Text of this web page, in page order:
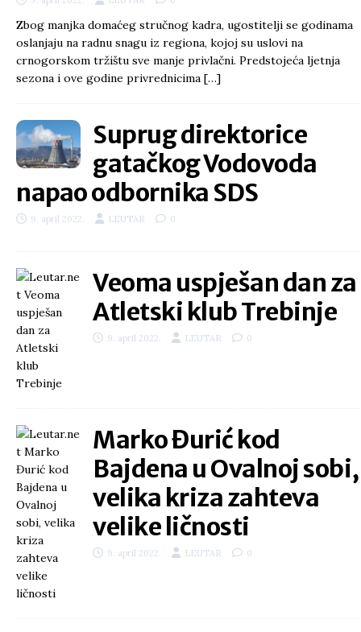
Zbog manjka domaćeg stručnog kadra, ugostitelji se godinama
oslanjaju na radnu snagu iz regiona, kojoj su uslovi na
crnogorskom tržištu sve manje privlačni. Predstojeća ljetnja
sezona i ove godine privrednicima […]
Suprug direktorice
gatačkog Vodovoda
napao odbornika SDS
9. april 2022. LEUTAR 0
Veoma uspješan dan za
Atletski klub Trebinje
9. april 2022. LEUTAR 0
Marko Đurić kod
Bajdena u Ovalnoj sobi,
velika kriza zahteva
velike ličnosti
9. april 2022. LEUTAR 0